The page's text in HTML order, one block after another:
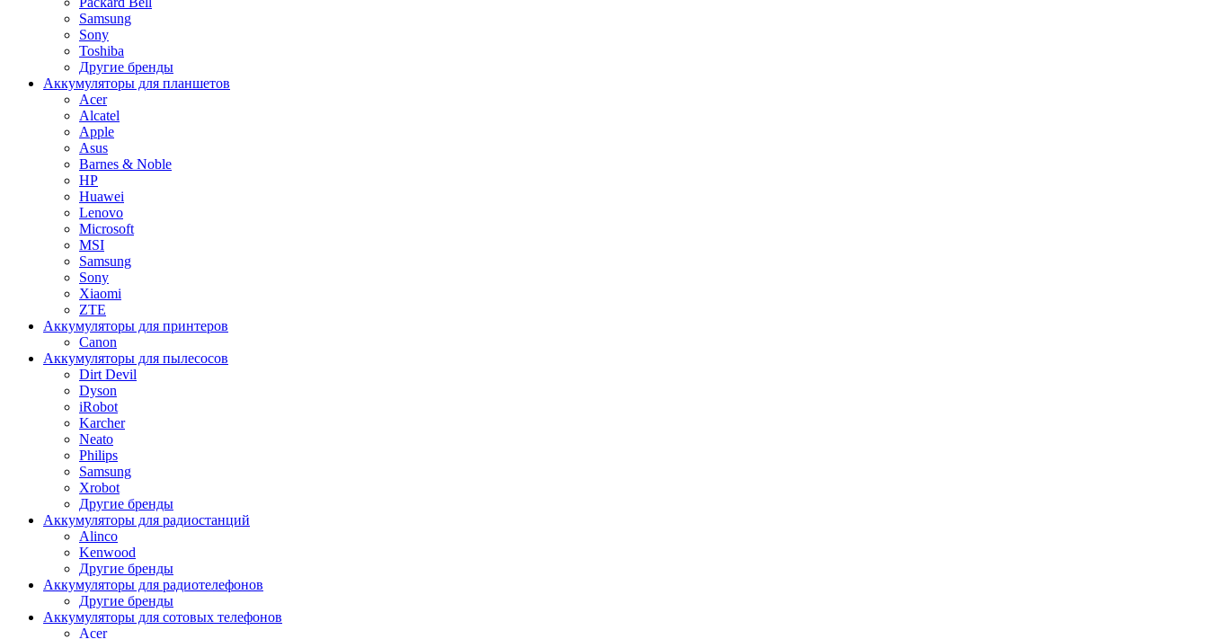
Samsung
Sony
Toshiba
Другие бренды
Аккумуляторы для планшетов
Acer
Alcatel
Apple
Asus
Barnes & Noble
HP
Huawei
Lenovo
Microsoft
MSI
Samsung
Sony
Xiaomi
ZTE
Аккумуляторы для принтеров
Canon
Аккумуляторы для пылесосов
Dirt Devil
Dyson
iRobot
Karcher
Neato
Philips
Samsung
Xrobot
Другие бренды
Аккумуляторы для радиостанций
Alinco
Kenwood
Другие бренды
Аккумуляторы для радиотелефонов
Другие бренды
Аккумуляторы для сотовых телефонов
Acer